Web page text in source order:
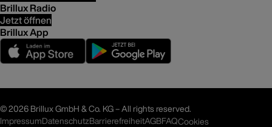
Brillux Radio
Jetzt öffnen
Brillux App
©2026 Brillux GmbH & Co. KG – All rights reserved.
ImpressumDatenschutzBarrierefreiheitAGBFAQCookies